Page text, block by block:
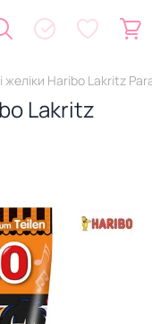
желіки Haribo Lakritz
Lakritz